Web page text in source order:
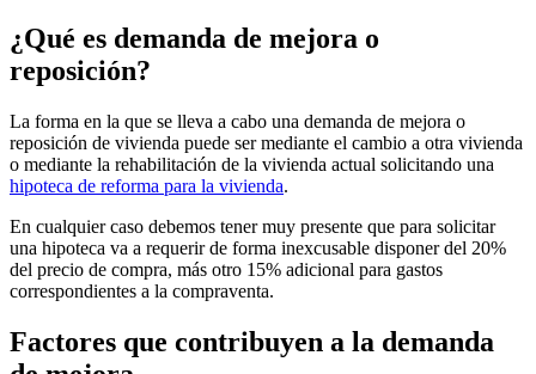
¿Qué es demanda de mejora o
reposición?
La forma en la que se lleva a cabo una demanda de mejora o
reposición de vivienda puede ser mediante el cambio a otra vivienda
o mediante la rehabilitación de la vivienda actual solicitando una
hipoteca de reforma para la vivienda.
En cualquier caso debemos tener muy presente que para solicitar
una hipoteca va a requerir de forma inexcusable disponer del 20%
del precio de compra, más otro 15% adicional para gastos
correspondientes a la compraventa.
Factores que contribuyen a la demanda